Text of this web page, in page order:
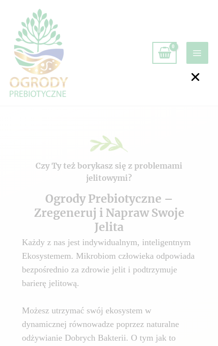
Czy Ty też borykasz się z problemami
jelitowymi?
Ogrody Prebiotyczne –
Zregeneruj i Napraw Swoje
Jelita
Każdy z nas jest indywidualnym, inteligentnym
Ekosystemem. Mikrobiom człowieka odpowiada
bezpośrednio za zdrowie jelit i podtrzymuje
barierę jelitową.
Możesz utrzymać swój ekosystem w
dynamicznej równowadze poprzez naturalne
odżywianie Dobrych Bakterii. O tym jak to